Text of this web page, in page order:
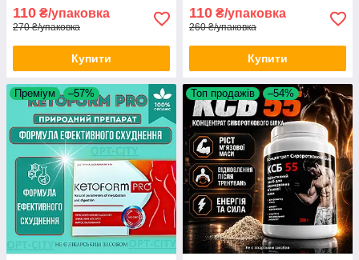
110 ₴/упаковка
270 ₴/упаковка
Купити
110 ₴/упаковка
260 ₴/упаковка
Купити
Преміум –57% Топ продажів –54%